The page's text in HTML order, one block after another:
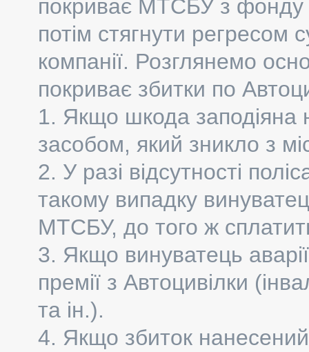
покриває МТСБУ з фонду
потім стягнути регресом
компанії. Розглянемо
покриває збитки по
1. Якщо шкода заподіяна
засобом, який зникло з
2. У разі відсутності
такому випадку
МТСБУ, до того ж
3. Якщо винуватець
премії з Автоцивілки
та ін.).
4. Якщо збиток